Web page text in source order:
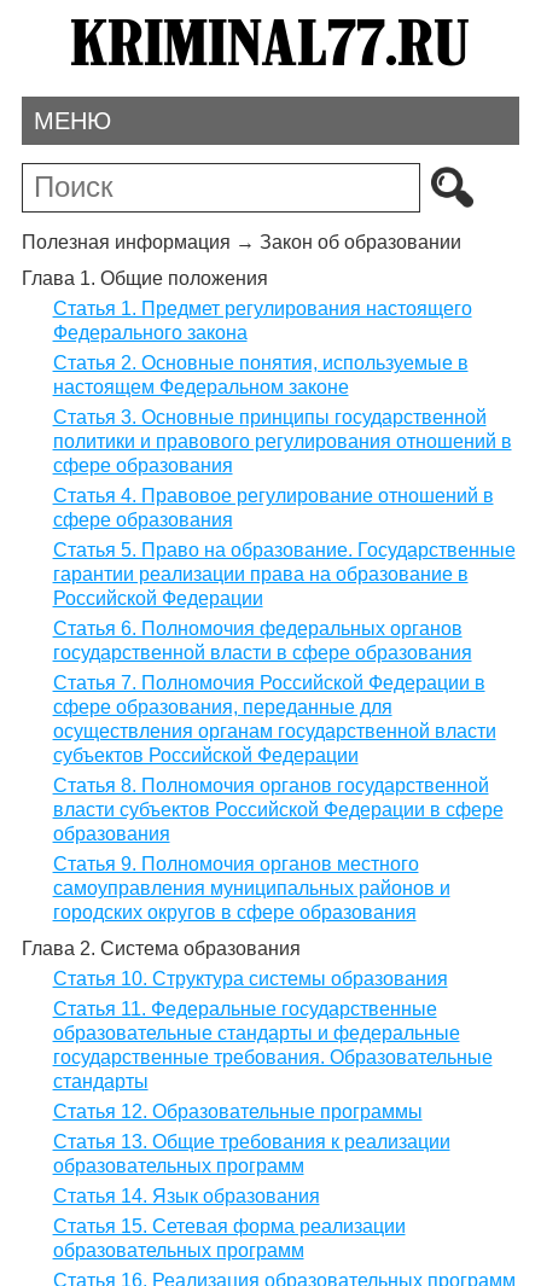
МЕНЮ
Полезная информация → Закон об образовании
Глава 1. Общие положения
Статья 1. Предмет регулирования настоящего
Федерального закона
Статья 2. Основные понятия, используемые в
настоящем Федеральном законе
Статья 3. Основные принципы государственной
политики и правового регулирования отношений в
сфере образования
Статья 4. Правовое регулирование отношений в
сфере образования
Статья 5. Право на образование. Государственные
гарантии реализации права на образование в
Российской Федерации
Статья 6. Полномочия федеральных органов
государственной власти в сфере образования
Статья 7. Полномочия Российской Федерации в
сфере образования, переданные для
осуществления органам государственной власти
субъектов Российской Федерации
Статья 8. Полномочия органов государственной
власти субъектов Российской Федерации в сфере
образования
Статья 9. Полномочия органов местного
самоуправления муниципальных районов и
городских округов в сфере образования
Глава 2. Система образования
Статья 10. Структура системы образования
Статья 11. Федеральные государственные
образовательные стандарты и федеральные
государственные требования. Образовательные
стандарты
Статья 12. Образовательные программы
Статья 13. Общие требования к реализации
образовательных программ
Статья 14. Язык образования
Статья 15. Сетевая форма реализации
образовательных программ
Статья 16. Реализация образовательных программ